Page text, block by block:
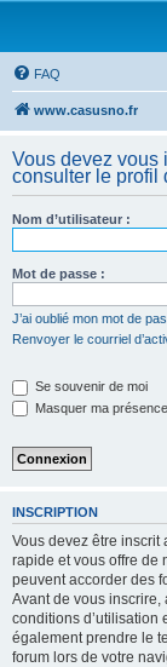
FAQ
www.casusno.fr
Vous devez vous
consulter le profil
Nom d’utilisateur :
Mot de passe :
J’ai oublié mon mot de
Renvoyer le courriel
Se souvenir de moi
Masquer ma
INSCRIPTION
Vous devez être inscrit
rapide et vous offre de
peuvent accorder des
Avant de vous inscrire,
conditions d’utilisation
également prendre le
forum lors de votre